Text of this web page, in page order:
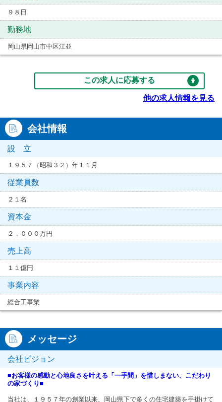
９８日
勤務地
岡山県岡山市中区江並
この求人に応募する
他の求人情報を見る
会社情報
設 立
１９５７（昭和３２）年１１月
従業員数
２１名
資本金
２，０００万円
売上高
１１億円
事業内容
総合工事業
メッセージ
会社ビジョン
■お客様の感動と心地良さを叶える「一手間」を惜しまない、こだわり
の家づくり■
当社は、１９５７年の創業以来、岡山県下で多くの住宅建築を手掛けて